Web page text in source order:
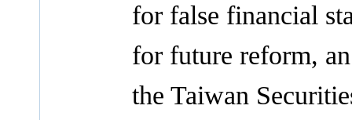
for false financial
for future reform,
the Taiwan